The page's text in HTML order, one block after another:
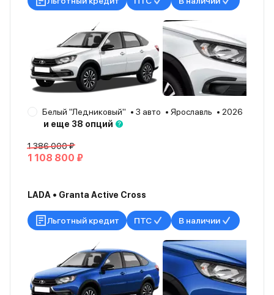
Белый "Ледниковый" 3 авто Ярославль
2026
и еще 38 опций
1 386 000 ₽
1 108 800 ₽
LADA • Granta Active Cross
Льготный кредит ПТС В наличии